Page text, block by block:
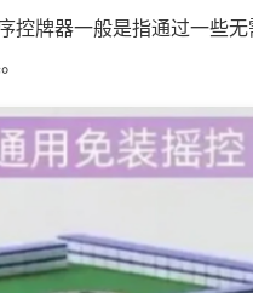
控牌器一般是指通过一些